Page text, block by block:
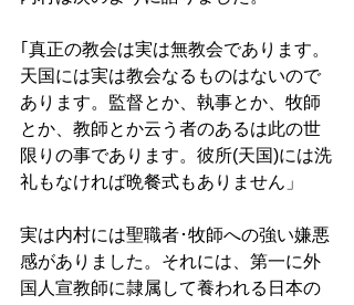
｢真正の教会は実は無教会であります。
天国には実は教会なるものはないので
あります。監督とか、執事とか、牧師
とか、教師とか云う者のあるは此の世
限りの事であります。彼所(天国)には洗
礼もなければ晩餐式もありません」
実は内村には聖職者･牧師への強い嫌悪
感がありました。それには、第一に外
国人宣教師に隷属して養われる日本の